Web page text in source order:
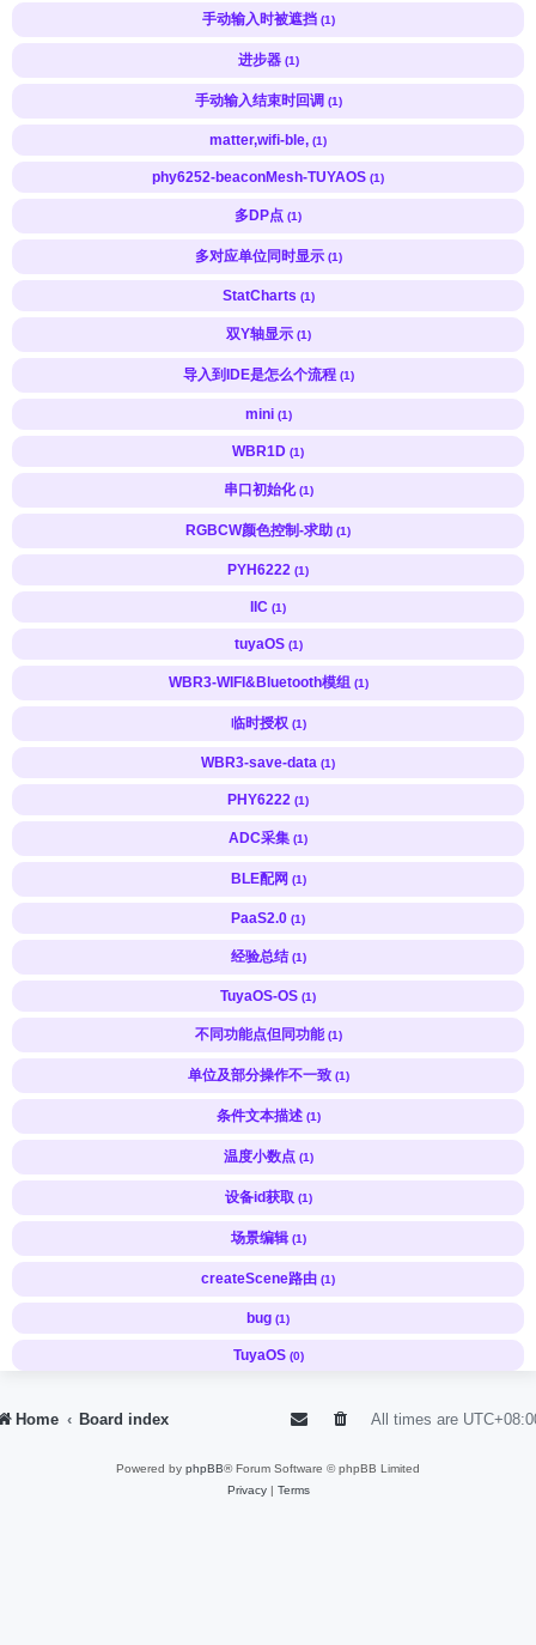
手动输入时被遮挡 (1)
进步器 (1)
手动输入结束时回调 (1)
matter,wifi-ble, (1)
phy6252-beaconMesh-TUYAOS (1)
多DP点 (1)
多对应单位同时显示 (1)
StatCharts (1)
双Y轴显示 (1)
导入到IDE是怎么个流程 (1)
mini (1)
WBR1D (1)
串口初始化 (1)
RGBCW颜色控制-求助 (1)
PYH6222 (1)
IIC (1)
tuyaOS (1)
WBR3-WIFI&Bluetooth模组 (1)
临时授权 (1)
WBR3-save-data (1)
PHY6222 (1)
ADC采集 (1)
BLE配网 (1)
PaaS2.0 (1)
经验总结 (1)
TuyaOS-OS (1)
不同功能点但同功能 (1)
单位及部分操作不一致 (1)
条件文本描述 (1)
温度小数点 (1)
设备id获取 (1)
场景编辑 (1)
createScene路由 (1)
bug (1)
TuyaOS (0)
Home Board index All times are
Powered by phpBB® Forum Software © phpBB Limited
Privacy| Terms